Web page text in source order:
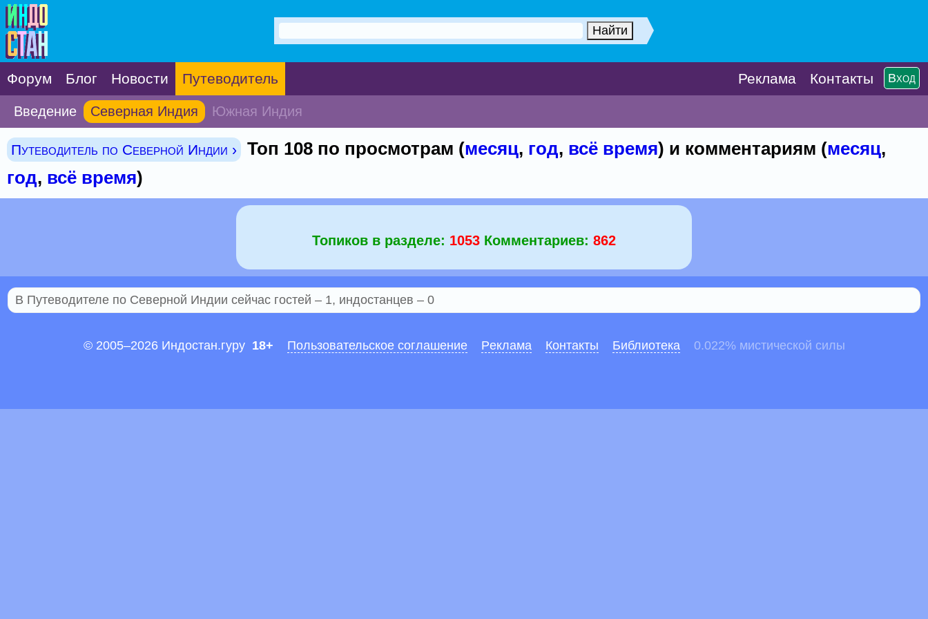
Форум Блог Новости Путеводитель Реклaма Контакты Вход
Введение Северная Индия Южная Индия
Путеводитель по Северной Индии › Топ 108 по просмотрам (месяц, год, всё время) и комментариям (месяц,
год, всё время)
Топиков в разделе: 1053 Комментариев: 862
В Путеводителе по Северной Индии сейчас гостей – 1, индостанцев – 0
© 2005–2026 Индостан.гуру 18+ Пользовательское соглашение Pеклaма Контакты Библиотека 0.022% мистической силы